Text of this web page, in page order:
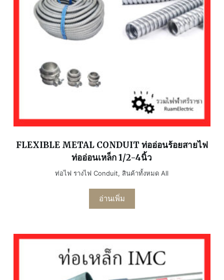
FLEXIBLE METAL CONDUIT ท่ออ่อนร้อยสายไฟ
ท่ออ่อนเหล็ก 1/2-4นิ้ว
ท่อไฟ รางไฟ Conduit, สินค้าทั้งหมด All
อ่านเพิ่ม